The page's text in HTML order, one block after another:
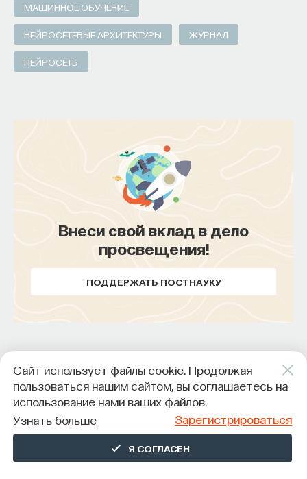
МАШИННОЕ ОБУЧЕНИЕ
НЕЙРОСЕТЕВЫЕ АРХИТЕКТУРЫ ЖУРНАЛ
НЕЙРОСЕТЬ
Внеси свой вклад в дело
просвещения!
ПОДДЕРЖАТЬ ПОСТНАУКУ
Сайт использует файлы cookie. Продолжая
пользоваться нашим сайтом, вы соглашаетесь на
использование нами ваших файлов.
Узнать больше
Зарегистрироваться
Я СОГЛАСЕН